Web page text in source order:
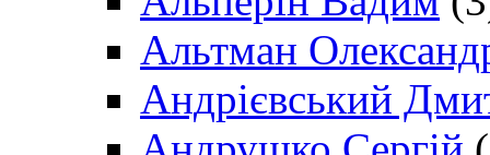
Альтман
Андрієвський